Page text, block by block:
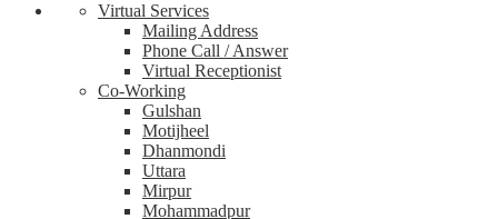
Virtual Services
Mailing Address
Phone Call / Answer
Virtual Receptionist
Co-Working
Gulshan
Motijheel
Dhanmondi
Uttara
Mirpur
Mohammadpur